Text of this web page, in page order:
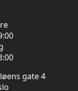
gate 4